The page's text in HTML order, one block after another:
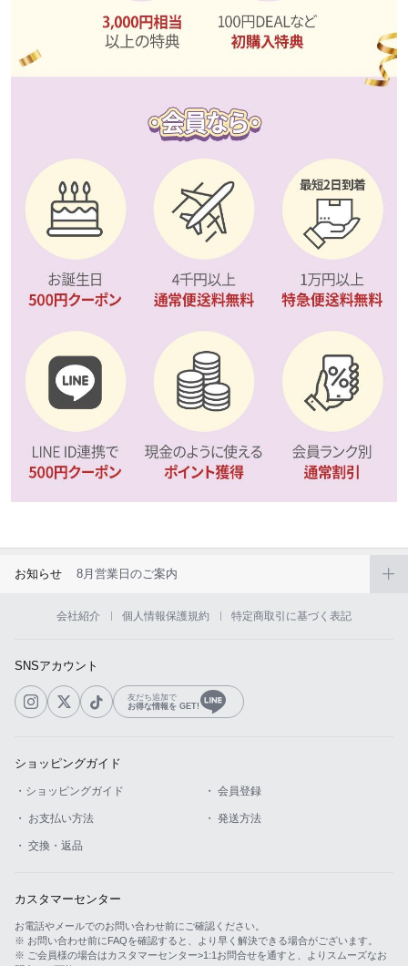
お知らせ 8月営業日のご案内
会社紹介 個人情報保護規約 特定商取引に基づく表記
SNSアカウント
友だち追加で
お得な情報を GET!
ショッピングガイド
・ショッピングガイド ・ 会員登録
・ お支払い方法 ・ 発送方法
・ 交換・返品
カスタマーセンター
お電話やメールでのお問い合わせ前にご確認ください。
※ お問い合わせ前にFAQを確認すると、より早く解決できる場合がございます。
※ ご会員様の場合はカスタマーセンター>1:1お問合せを通すと、よりスムーズなお